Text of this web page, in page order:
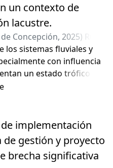
un contexto de
lacustre.
Concepción, 2025) Ruiz
Antonio;Figueroa Jara,
los sistemas fluviales y
con influencia
un estado trófico
sistemas son
internos más lentos
antrópica ejercida sobre
el estudio de procesos
internos se vuelve
la disponibilidad hídrica.
implementación
de gestión y proyecto
brecha significativa